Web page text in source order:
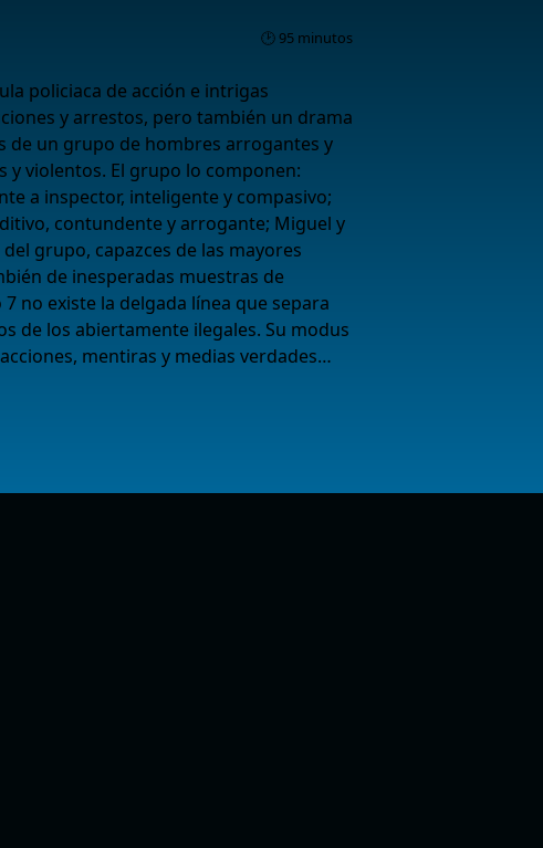
🕑 95 minutos
policiaca de acción e intrigas
y arrestos, pero también un drama
de un grupo de hombres arrogantes y
y violentos. El grupo lo componen:
a inspector, inteligente y compasivo;
contundente y arrogante; Miguel y
grupo, capazces de las mayores
de inesperadas muestras de
no existe la delgada línea que separa
de los abiertamente ilegales. Su modus
mentiras y medias verdades…